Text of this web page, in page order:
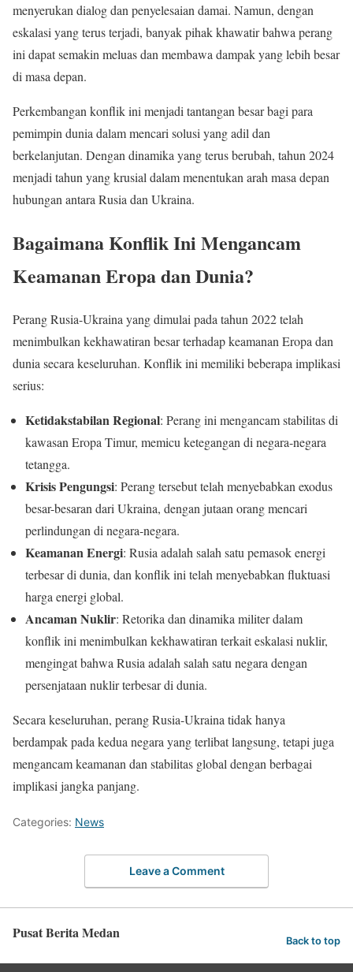
menyerukan dialog dan penyelesaian damai. Namun, dengan
eskalasi yang terus terjadi, banyak pihak khawatir bahwa perang
ini dapat semakin meluas dan membawa dampak yang lebih besar
di masa depan.
Perkembangan konflik ini menjadi tantangan besar bagi para
pemimpin dunia dalam mencari solusi yang adil dan
berkelanjutan. Dengan dinamika yang terus berubah, tahun 2024
menjadi tahun yang krusial dalam menentukan arah masa depan
hubungan antara Rusia dan Ukraina.
Bagaimana Konflik Ini Mengancam
Keamanan Eropa dan Dunia?
Perang Rusia-Ukraina yang dimulai pada tahun 2022 telah
menimbulkan kekhawatiran besar terhadap keamanan Eropa dan
dunia secara keseluruhan. Konflik ini memiliki beberapa implikasi
serius:
Ketidakstabilan Regional: Perang ini mengancam stabilitas di
kawasan Eropa Timur, memicu ketegangan di negara-negara
tetangga.
Krisis Pengungsi: Perang tersebut telah menyebabkan exodus
besar-besaran dari Ukraina, dengan jutaan orang mencari
perlindungan di negara-negara.
Keamanan Energi: Rusia adalah salah satu pemasok energi
terbesar di dunia, dan konflik ini telah menyebabkan fluktuasi
harga energi global.
Ancaman Nuklir: Retorika dan dinamika militer dalam
konflik ini menimbulkan kekhawatiran terkait eskalasi nuklir,
mengingat bahwa Rusia adalah salah satu negara dengan
persenjataan nuklir terbesar di dunia.
Secara keseluruhan, perang Rusia-Ukraina tidak hanya
berdampak pada kedua negara yang terlibat langsung, tetapi juga
mengancam keamanan dan stabilitas global dengan berbagai
implikasi jangka panjang.
Categories: News
Leave a Comment
Pusat Berita Medan Back to top